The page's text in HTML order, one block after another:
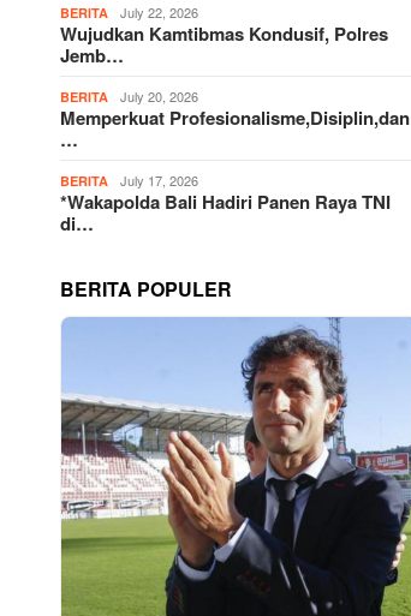
BERITA July 22, 2026
Wujudkan Kamtibmas Kondusif, Polres
Jemb…
BERITA July 20, 2026
Memperkuat Profesionalisme,Disiplin,dan
…
BERITA July 17, 2026
*Wakapolda Bali Hadiri Panen Raya TNI
di…
BERITA POPULER